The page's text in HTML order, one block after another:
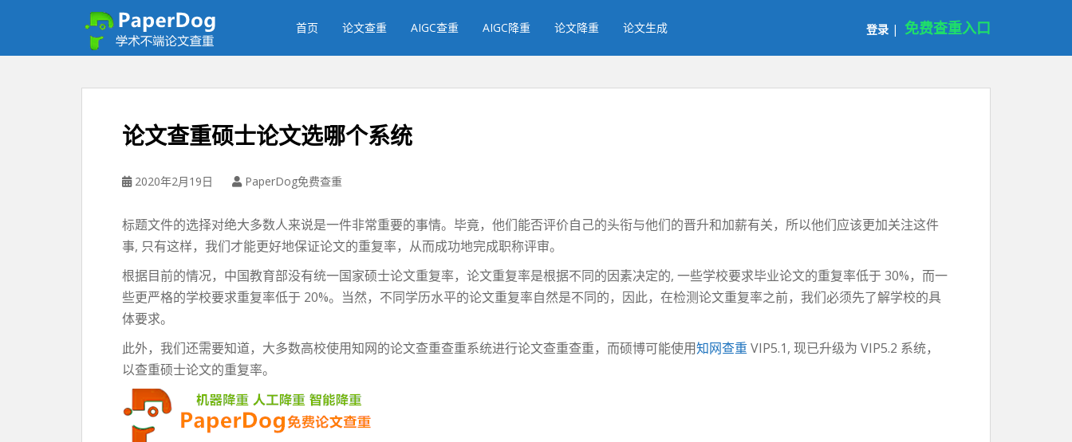
首页 论文查重 AIGC查重 AIGC降重 论文降重 论文生成 登录 | 免费查重入口
论文查重硕士论文选哪个系统
2020年2月19日 PaperDog免费查重
标题文件的选择对绝大多数人来说是一件非常重要的事情。毕竟，他们能否评价自己的头衔与他们的晋升和加薪有关，所以他们应该更加关注这件
事, 只有这样，我们才能更好地保证论文的重复率，从而成功地完成职称评审。
根据目前的情况，中国教育部没有统一国家硕士论文重复率，论文重复率是根据不同的因素决定的, 一些学校要求毕业论文的重复率低于 30%，而一
些更严格的学校要求重复率低于 20%。当然，不同学历水平的论文重复率自然是不同的，因此，在检测论文重复率之前，我们必须先了解学校的具
体要求。
此外，我们还需要知道，大多数高校使用知网的论文查重查重系统进行论文查重查重，而硕博可能使用知网查重VIP5.1, 现已升级为 VIP5.2 系统，
以查重硕士论文的重复率。